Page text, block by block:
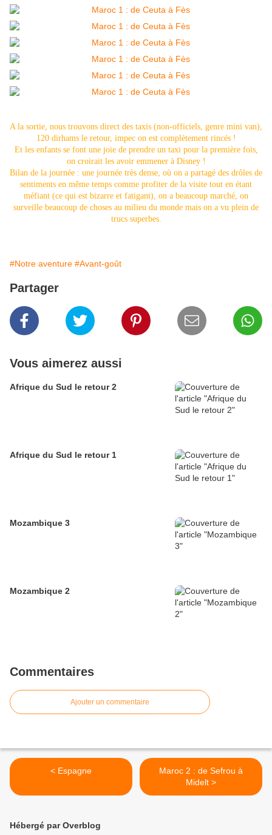
A la sortie, nous trouvons direct des taxis (non-officiels, genre mini van),
120 dirhams le retour, impec on est complètement rincés !
Et les enfants se font une joie de prendre un taxi pour la première fois,
on croirait les avoir emmener à Disney !
Bilan de la journée : une journée très dense, où on a partagé des drôles de
sentiments en même temps comme profiter de la visite tout en étant
méfiant (ce qui est bizarre et fatigant), on a beaucoup marché, on
surveille beaucoup de choses au milieu du monde mais on a vu plein de
trucs superbes.
#Notre aventure #Avant-goût
Partager
Vous aimerez aussi
Afrique du Sud le retour 2
Afrique du Sud le retour 1
Mozambique 3
Mozambique 2
Commentaires
Ajouter un commentaire
< Espagne
Maroc 2 : de Sefrou à
Midelt >
Hébergé par Overblog